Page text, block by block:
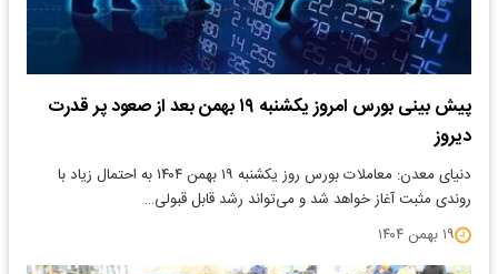
پیش بینی بورس امروز یکشنبه ۱۹ بهمن بعد از صعود پر قدرت
دیروز
دنیای معدن: ​معاملات بورس روز یکشنبه ۱۹ بهمن ۱۴۰۴ به احتمال زیاد با
روندی مثبت آغاز خواهد شد و می‌تواند رشد قابل قبولی…
۱۹ بهمن ۱۴۰۴